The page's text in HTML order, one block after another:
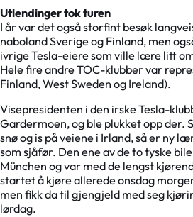
Utlendinger tok turen
I år var det også storfint besøk
naboland Sverige og Finland, men
ivrige Tesla-eiere som ville lære litt
Hele fire andre TOC-klubber var
Finland, West Sweden og Ireland).
Visepresidenten i den irske Tesla-
Gardermoen, og ble plukket opp der.
snø og is på veiene i Irland, så er ny
som sjåfør. Den ene av de to tyske
München og var med de lengst
startet å kjøre allerede onsdag
men fikk da til gjengjeld med seg
lørdag.